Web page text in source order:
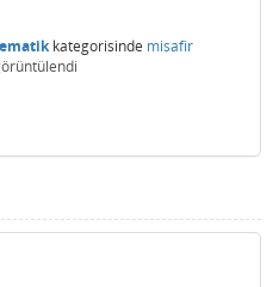
kategorisinde misafir